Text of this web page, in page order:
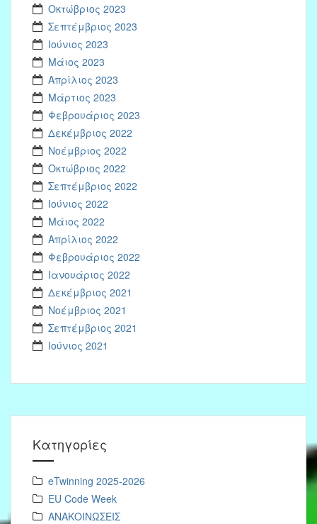
Οκτώβριος 2023
Σεπτέμβριος 2023
Ιούνιος 2023
Μάιος 2023
Απρίλιος 2023
Μάρτιος 2023
Φεβρουάριος 2023
Δεκέμβριος 2022
Νοέμβριος 2022
Οκτώβριος 2022
Σεπτέμβριος 2022
Ιούνιος 2022
Μάιος 2022
Απρίλιος 2022
Φεβρουάριος 2022
Ιανουάριος 2022
Δεκέμβριος 2021
Νοέμβριος 2021
Σεπτέμβριος 2021
Ιούνιος 2021
Kατηγορίες
eTwinning 2025-2026
EU Code Week
ΑΝΑΚΟΙΝΩΣΕΙΣ